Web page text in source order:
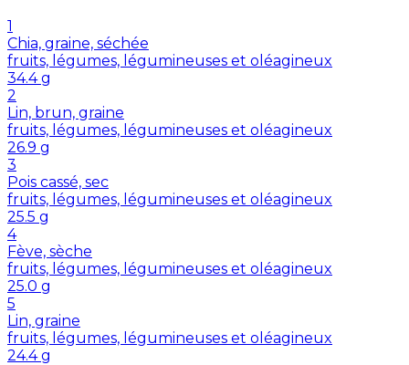
1
Chia, graine, séchée
fruits, légumes, légumineuses et oléagineux
34.4 g
2
Lin, brun, graine
fruits, légumes, légumineuses et oléagineux
26.9 g
3
Pois cassé, sec
fruits, légumes, légumineuses et oléagineux
25.5 g
4
Fève, sèche
fruits, légumes, légumineuses et oléagineux
25.0 g
5
Lin, graine
fruits, légumes, légumineuses et oléagineux
24.4 g